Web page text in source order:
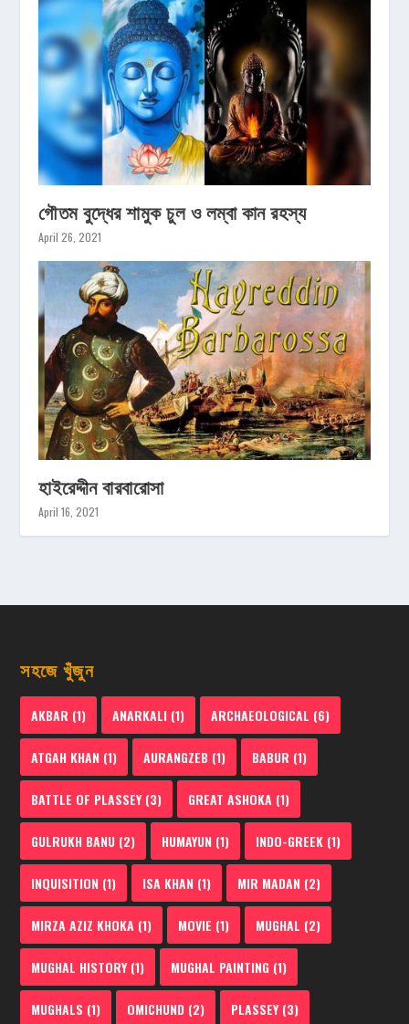
গৌতম বুদ্ধের শামুক চুল ও লম্বা কান রহস্য
April 26, 2021
হাইরেদ্দীন বারবারোসা
April 16, 2021
সহজে খুঁজুন
AKBAR (1) ANARKALI (1) ARCHAEOLOGICAL (6)
ATGAH KHAN (1) AURANGZEB (1) BABUR (1)
BATTLE OF PLASSEY(3) GREAT ASHOKA (1)
GULRUKH BANU (2) HUMAYUN (1) INDO-GREEK (1)
INQUISITION (1) ISA KHAN (1) MIR MADAN (2)
MIRZA AZIZ KHOKA (1) MOVIE (1) MUGHAL (2)
MUGHAL HISTORY(1) MUGHAL PAINTING (1)
MUGHALS (1) OMICHUND (2) PLASSEY(3)